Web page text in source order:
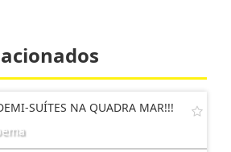
SUÍTES NA QUADRA MAR!!!